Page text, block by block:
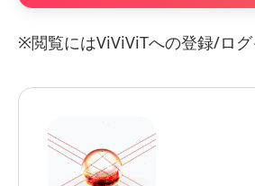
※閲覧にはViViViTへの登録/ログ